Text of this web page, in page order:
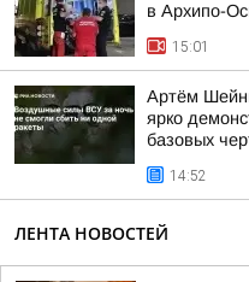
в Архипо-
15:01
Артём
ярко
базовых
14:52
ЛЕНТА НОВОСТЕЙ